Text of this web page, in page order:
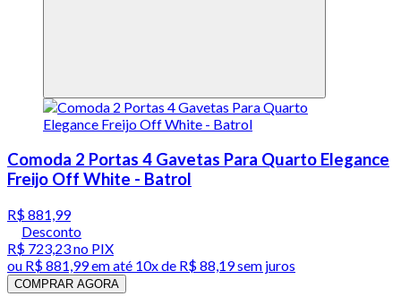
Comoda 2 Portas 4 Gavetas Para Quarto Elegance
Freijo Off White - Batrol
R$ 881,99
Desconto
R$ 723,23no PIX
ou R$ 881,99em até 10x de R$ 88,19 sem juros
COMPRAR AGORA